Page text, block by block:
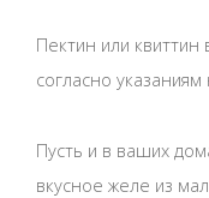
Пектин или
согласно указаниям
Пусть и в ваших
вкусное желе из